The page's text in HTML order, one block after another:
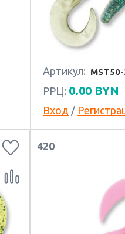
Артикул:
РРЦ: 0.00 BYN
Вход /
420